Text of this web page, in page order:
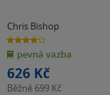
Chris Bishop
4.0
z
5
hvězdiček
pevná vazba
626 Kč
Běžně 699 Kč